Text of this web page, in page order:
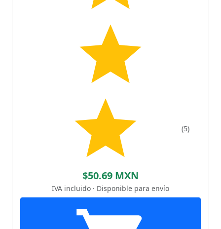
(5)
$50.69 MXN
IVA incluido · Disponible para envío